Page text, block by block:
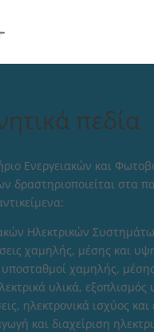
πεδία
Ενεργειακών και
δραστηριοποιείται στα
Ηλεκτρικών
χαμηλής, μέσης και
υποσταθμοί χαμηλής,
υλικά,
ηλεκτρονικά ισχύος
και διαχείριση